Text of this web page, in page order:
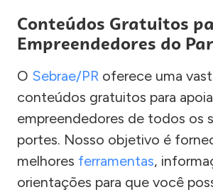
Conteúdos Gratuitos
Empreendedores do
O Sebrae/PR oferece uma
conteúdos gratuitos para
empreendedores de todos os
portes. Nosso objetivo é
melhores ferramentas,
orientações para que você